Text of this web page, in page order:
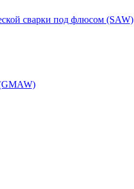
сварки под флюсом (SAW)